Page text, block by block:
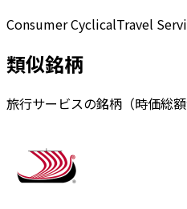
Consumer CyclicalTravel
類似銘柄
旅行サービスの銘柄（時価総額